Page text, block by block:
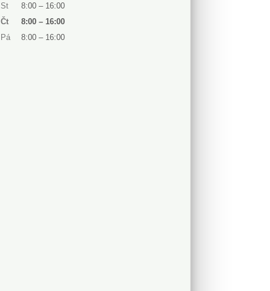
St
8:00 – 16:00
Čt
8:00 – 16:00
Pá
8:00 – 16:00